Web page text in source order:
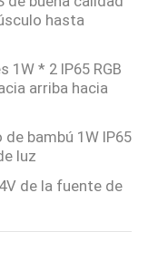
hasta
1W * 2 IP65 RGB
arriba hacia
bambú 1W IP65
luz
de la fuente de